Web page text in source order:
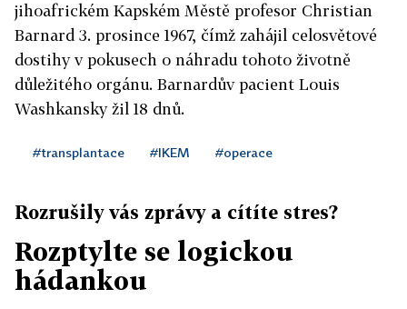
jihoafrickém Kapském Městě profesor Christian
Barnard 3. prosince 1967, čímž zahájil celosvětové
dostihy v pokusech o náhradu tohoto životně
důležitého orgánu. Barnardův pacient Louis
Washkansky žil 18 dnů.
#transplantace #IKEM #operace
Rozrušily vás zprávy a cítíte stres?
Rozptylte se logickou
hádankou